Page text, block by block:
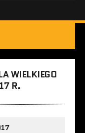
WIELKIEGO
R.